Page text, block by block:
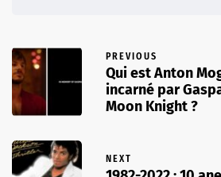
PREVIOUS
Qui est Anton
incarné par
Moon Knight ?
NEXT